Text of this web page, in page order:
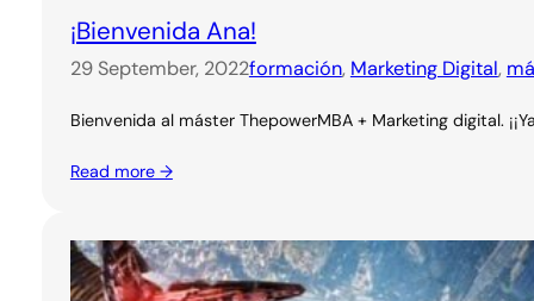
¡Bienvenida Ana!
29 September, 2022formación, Marketing Digital,
Bienvenida al máster ThepowerMBA + Marketing digital.
Read more →